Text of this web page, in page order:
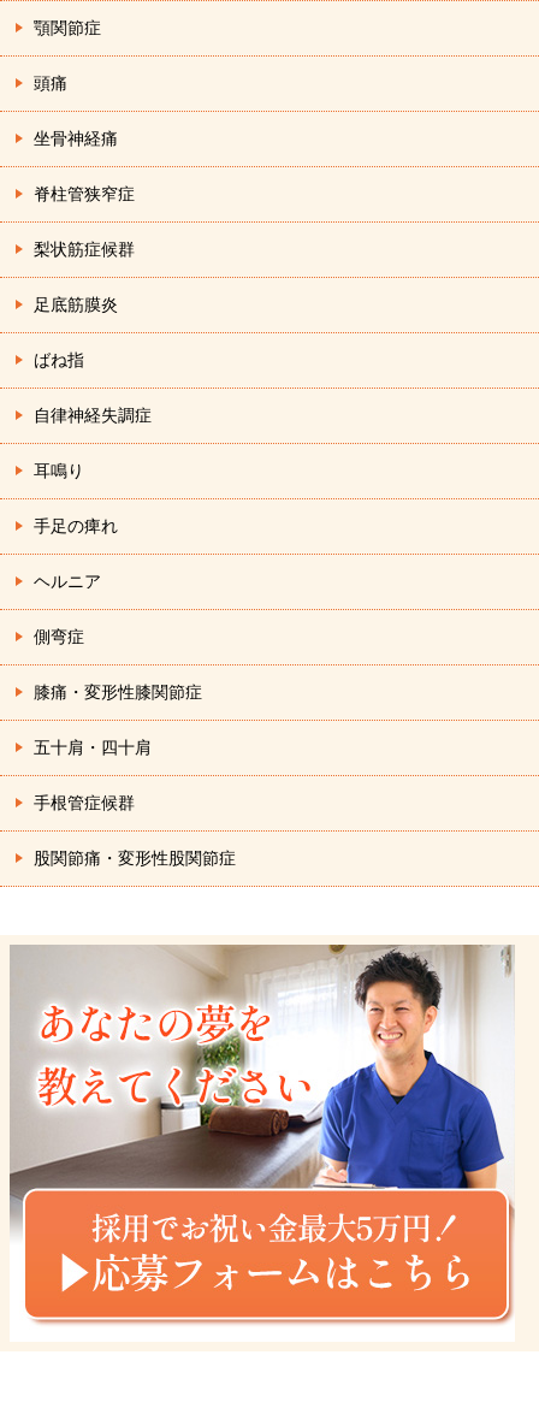
顎関節症
頭痛
坐骨神経痛
脊柱管狭窄症
梨状筋症候群
足底筋膜炎
ばね指
自律神経失調症
耳鳴り
手足の痺れ
ヘルニア
側弯症
膝痛・変形性膝関節症
五十肩・四十肩
手根管症候群
股関節痛・変形性股関節症